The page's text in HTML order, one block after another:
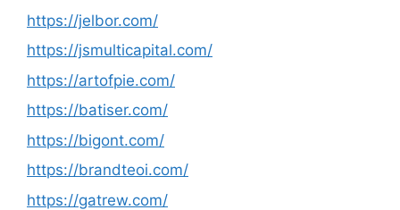
https://jelbor.com/
https://jsmulticapital.com/
https://artofpie.com/
https://batiser.com/
https://bigont.com/
https://brandteoi.com/
https://gatrew.com/